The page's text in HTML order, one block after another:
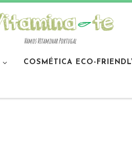
Vamos Vitaminar Portugal
COSMÉTICA ECO-